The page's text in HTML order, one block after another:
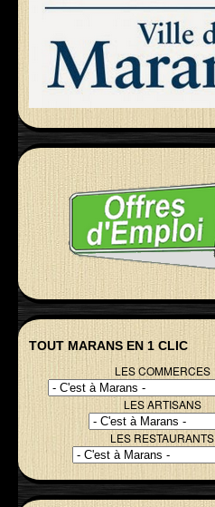
TOUT MARANS EN 1 CLIC
LES COMMERCES
LES ARTISANS
LES RESTAURANTS